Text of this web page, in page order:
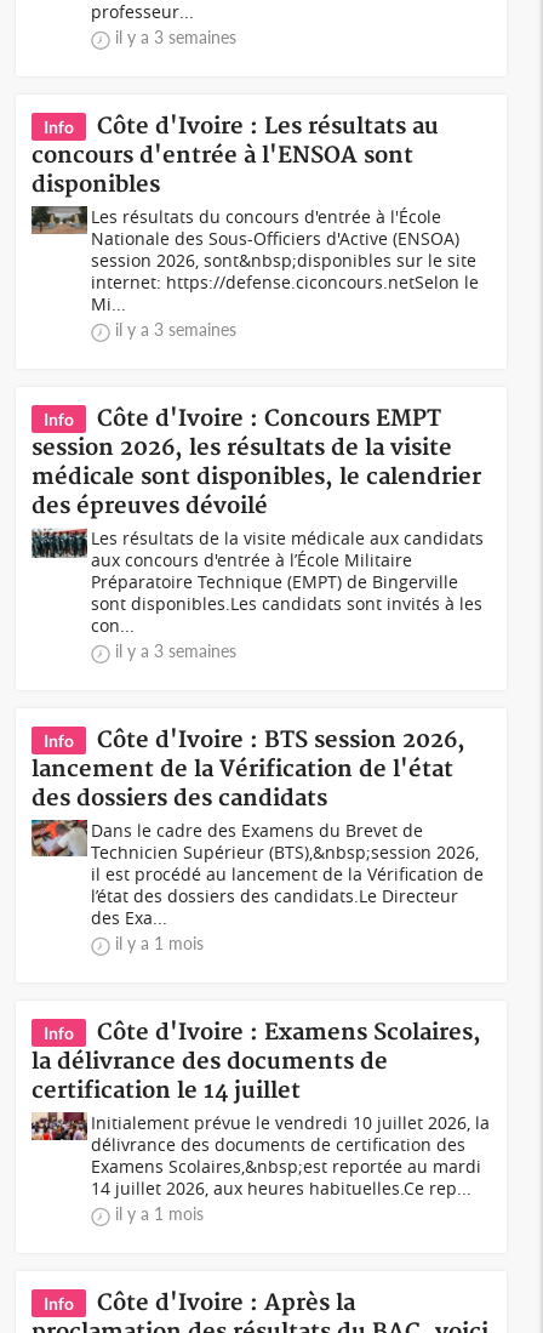
professeur...
il y a 3 semaines
Info
Côte d'Ivoire : Les résultats au
concours d'entrée à l'ENSOA sont
disponibles
Les résultats du concours d'entrée à l'École
Nationale des Sous-Officiers d'Active (ENSOA)
session 2026, sont&nbsp;disponibles sur le site
internet: https://defense.ciconcours.netSelon le
Mi...
il y a 3 semaines
Info
Côte d'Ivoire : Concours EMPT
session 2026, les résultats de la visite
médicale sont disponibles, le calendrier
des épreuves dévoilé
Les résultats de la visite médicale aux candidats
aux concours d'entrée à l’École Militaire
Préparatoire Technique (EMPT) de Bingerville
sont disponibles.Les candidats sont invités à les
con...
il y a 3 semaines
Info
Côte d'Ivoire : BTS session 2026,
lancement de la Vérification de l'état
des dossiers des candidats
Dans le cadre des Examens du Brevet de
Technicien Supérieur (BTS),&nbsp;session 2026,
il est procédé au lancement de la Vérification de
l’état des dossiers des candidats.Le Directeur
des Exa...
il y a 1 mois
Info
Côte d'Ivoire : Examens Scolaires,
la délivrance des documents de
certification le 14 juillet
Initialement prévue le vendredi 10 juillet 2026, la
délivrance des documents de certification des
Examens Scolaires,&nbsp;est reportée au mardi
14 juillet 2026, aux heures habituelles.Ce rep...
il y a 1 mois
Info
Côte d'Ivoire : Après la